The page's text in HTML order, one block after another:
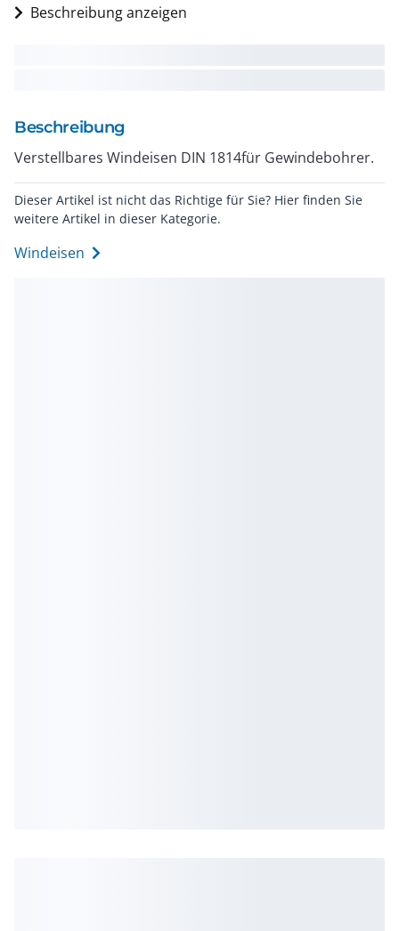
Beschreibung anzeigen
Beschreibung
Verstellbares Windeisen DIN 1814für Gewindebohrer.
Dieser Artikel ist nicht das Richtige für Sie? Hier finden Sie
weitere Artikel in dieser Kategorie.
Windeisen